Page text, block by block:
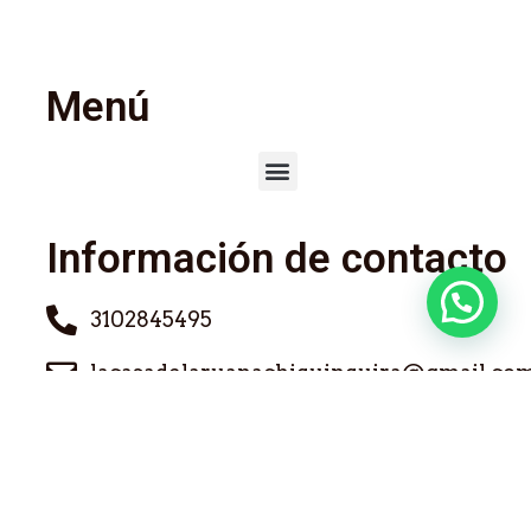
Menú
Información de contacto
3102845495